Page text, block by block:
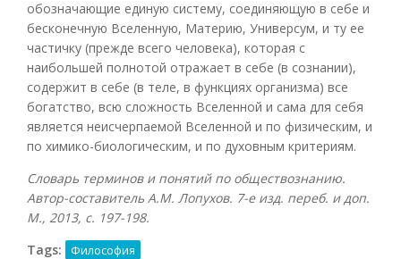
обозначающие единую систему, соединяющую в себе и
бесконечную Вселенную, Материю, Универсум, и ту ее
частичку (прежде всего человека), которая с
наибольшей полнотой отражает в себе (в сознании),
содержит в себе (в теле, в функциях организма) все
богатство, всю сложность Вселенной и сама для себя
является неисчерпаемой Вселенной и по физическим, и
по химико-биологическим, и по духовным критериям.
Словарь терминов и понятий по обществознанию.
Автор-составитель А.М. Лопухов. 7-е изд. переб. и доп.
М., 2013, с. 197-198.
Tags:
Философия